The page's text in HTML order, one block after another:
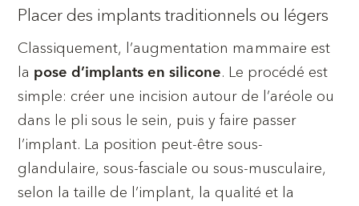
Placer des implants traditionnels ou légers
Classiquement, l’augmentation mammaire est
la pose d’implants en silicone. Le procédé est
simple: créer une incision autour de l’aréole ou
dans le pli sous le sein, puis y faire passer
l’implant. La position peut-être sous-
glandulaire, sous-fasciale ou sous-musculaire,
selon la taille de l’implant, la qualité et la